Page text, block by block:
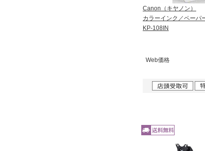
Canon（キヤノン）
カラーインク／ペーパ
KP-108IN
Web価格